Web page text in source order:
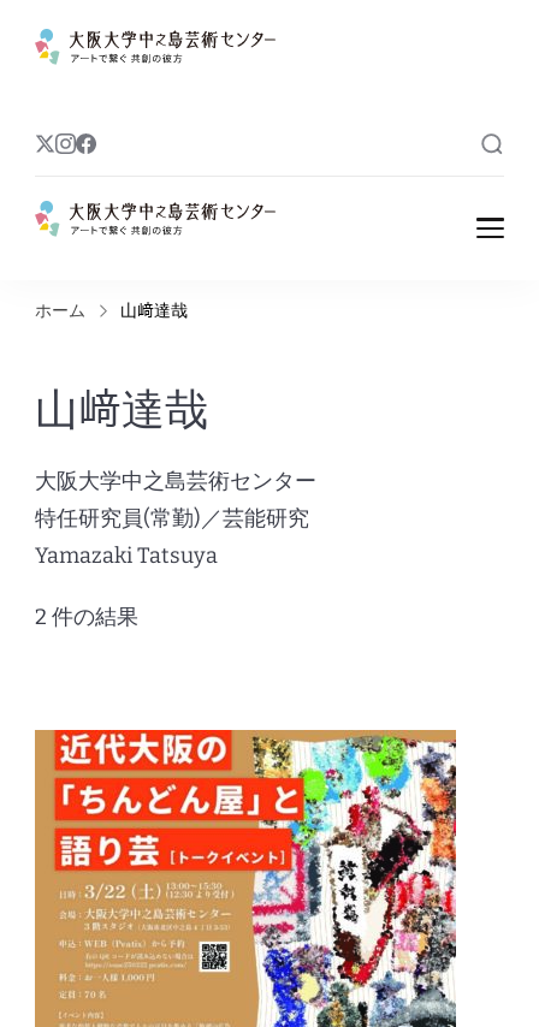
芸術センター
大阪大学中之島
アートで繋ぐ 共創の彼方
ホーム 山﨑達哉
山﨑達哉
大阪大学中之島芸術センター
特任研究員(常勤)／芸能研究
Yamazaki Tatsuya
2 件の結果